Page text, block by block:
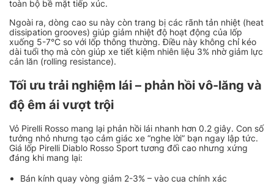
toàn bộ bề mặt tiếp xúc.
Ngoài ra, dòng cao su này còn trang bị các rãnh tản nhiệt (heat
dissipation grooves) giúp giảm nhiệt độ hoạt động của lốp
xuống 5-7°C so với lốp thông thường. Điều này không chỉ kéo
dài tuổi thọ mà còn giúp xe tiết kiệm nhiên liệu 3% nhờ giảm lực
cản lăn (rolling resistance).
Tối ưu trải nghiệm lái – phản hồi vô-lăng và
độ êm ái vượt trội
Vỏ Pirelli Rosso mang lại phản hồi lái nhanh hơn 0.2 giây. Con số
tưởng nhỏ nhưng tạo cảm giác xe “nghe lời” bạn ngay lập tức.
Giá lốp Pirelli Diablo Rosso Sport tương đối cao nhưng xứng
đáng khi mang lại:
Bán kính quay vòng giảm 2-3% – vào cua chính xác